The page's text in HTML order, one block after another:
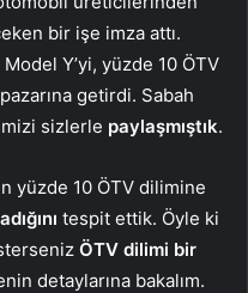
bir işe imza attı.
Model Y’yi, yüzde 10 ÖTV
getirdi. Sabah
sizlerle paylaşmıştık.
yüzde 10 ÖTV dilimine
tespit ettik. Öyle ki
ÖTV dilimi bir
detaylarına bakalım.